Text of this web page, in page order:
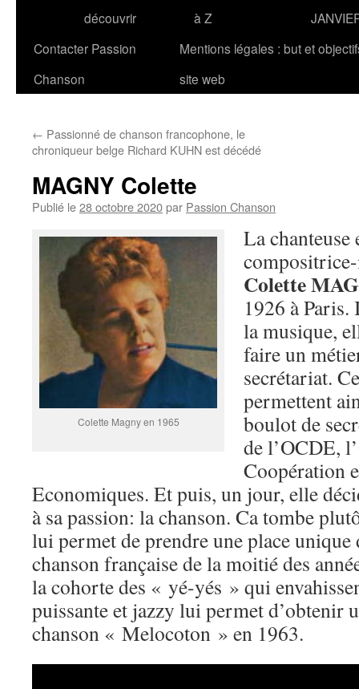
découvrir
à Z
Contacter Passion
Chanson
Mentions légales : but et
site web
← Passionné de chanson francophone, le
chroniqueur belge Richard KUHN est décédé
MAGNY Colette
Publié le28 octobre 2020par Passion Chanson
Colette Magny en 1965
La chanteuse
Colette
1926 à Paris.
la musique,
faire un
secrétariat.
permettent
boulot de
de l’OCDE,
Coopération
Economiques. Et puis, un jour, elle
à sa passion: la chanson. Ca tombe
lui permet de prendre une place unique
chanson française de la moitié des
la cohorte des « yé-yés » qui
puissante et jazzy lui permet d’obtenir
chanson « Melocoton » en 1963.